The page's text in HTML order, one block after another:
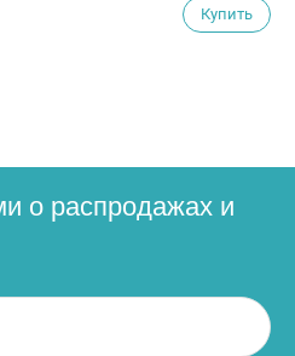
Купить
о распродажах и